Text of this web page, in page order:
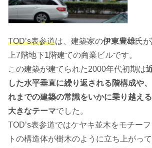
TOD’s表参道は、建築家の伊東豊雄氏
上7階地下1階建ての商業ビルです。
この建築が建てられた2000年代初期は
した水平垂直に繰り返される階構成や
れまでの建築の常識をいかに乗り越え
大きなテーマでした。
TOD’s表参道ではケヤキ並木をモチー
トの構造体が樹木のように立ち上がっ